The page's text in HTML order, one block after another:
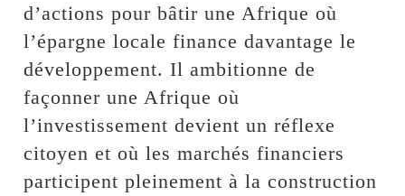
d’actions pour bâtir une Afrique où
l’épargne locale finance davantage le
développement. Il ambitionne de
façonner une Afrique où
l’investissement devient un réflexe
citoyen et où les marchés financiers
participent pleinement à la construction